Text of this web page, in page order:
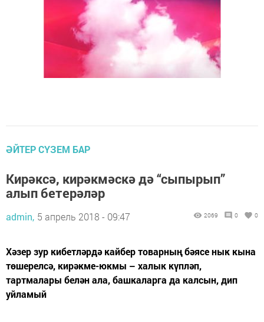
ӘЙТЕР СҮЗЕМ БАР
Кирәксә, кирәкмәскә дә “сыпырып”
алып бетерәләр
admin, 5 апрель 2018 - 09:47 2069 0 0
Хәзер зур кибетләрдә кайбер товарның бәясе нык кына
төшерелсә, кирәкме-юкмы – халык күпләп,
тартмалары белән ала, башкаларга да калсын, дип
уйламый